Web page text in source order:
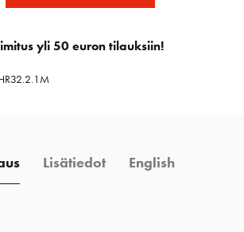
yli 50 euron tilauksiin!
Lisätiedot English